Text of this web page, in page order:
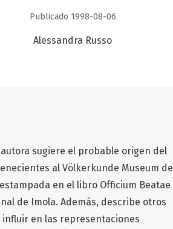
Publicado 1998-08-06
Alessandra Russo
sugiere el probable origen del
al Völkerkunde Museum de
en el libro Officium Beatae
de Imola. Además, describe otros
en las representaciones